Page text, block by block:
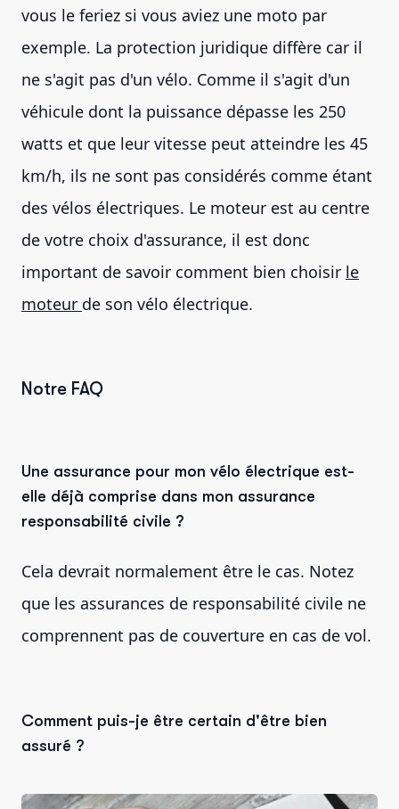
vous le feriez si vous aviez une moto par
exemple. La protection juridique diffère car il
ne s'agit pas d'un vélo. Comme il s'agit d'un
véhicule dont la puissance dépasse les 250
watts et que leur vitesse peut atteindre les 45
km/h, ils ne sont pas considérés comme étant
des vélos électriques. Le moteur est au centre
de votre choix d'assurance, il est donc
important de savoir comment bien choisir le
moteur de son vélo électrique.
Notre FAQ
Une assurance pour mon vélo électrique est-
elle déjà comprise dans mon assurance
responsabilité civile ?
Cela devrait normalement être le cas. Notez
que les assurances de responsabilité civile ne
comprennent pas de couverture en cas de vol.
Comment puis-je être certain d'être bien
assuré ?